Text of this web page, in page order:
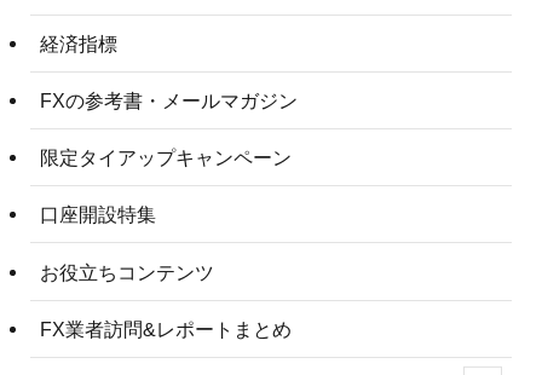
経済指標
FXの参考書・メールマガジン
限定タイアップキャンペーン
口座開設特集
お役立ちコンテンツ
FX業者訪問&レポートまとめ